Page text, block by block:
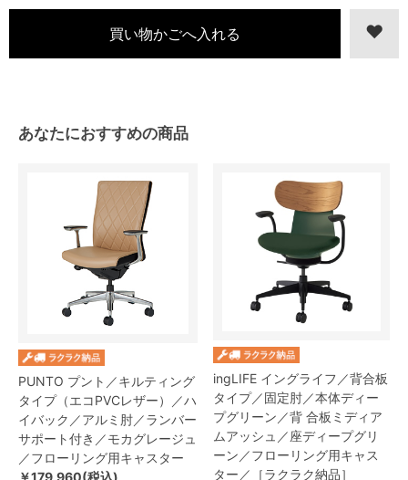
あなたにおすすめの商品
PUNTO プント／キルティング
タイプ（エコPVCレザー）／ハ
イバック／アルミ肘／ランバー
サポート付き／モカグレージュ
／フローリング用キャスター
ingLIFE イングライフ／背合板
タイプ／固定肘／本体ディー
プグリーン／背 合板ミディア
ムアッシュ／座ディープグリ
ーン／フローリング用キャス
ター／［ラクラク納品］